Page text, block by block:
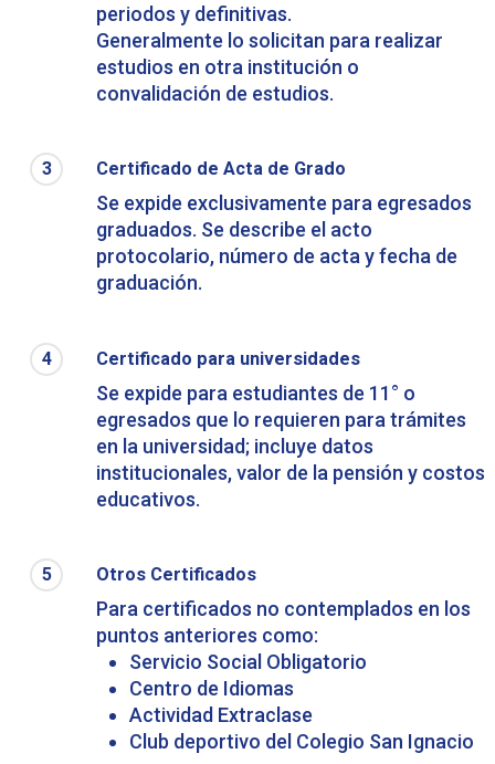
periodos y definitivas.
Generalmente lo solicitan para realizar
estudios en otra institución o
convalidación de estudios.
3 Certificado de Acta de Grado
Se expide exclusivamente para egresados
graduados. Se describe el acto
protocolario, número de acta y fecha de
graduación.
4 Certificado para universidades
Se expide para estudiantes de 11° o
egresados que lo requieren para trámites
en la universidad; incluye datos
institucionales, valor de la pensión y costos
educativos.
5 Otros Certificados
Para certificados no contemplados en los
puntos anteriores como:
Servicio Social Obligatorio
Centro de Idiomas
Actividad Extraclase
Club deportivo del Colegio San Ignacio